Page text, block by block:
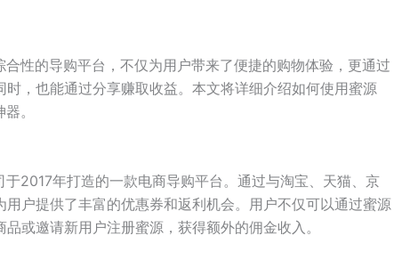
性的导购平台，不仅为用户带来了便捷的购物体验，更通过
，也能通过分享赚取收益。本文将详细介绍如何使用蜜源
。
2017年打造的一款电商导购平台。通过与淘宝、天猫、京
户提供了丰富的优惠券和返利机会。用户不仅可以通过蜜源
或邀请新用户注册蜜源，获得额外的佣金收入。